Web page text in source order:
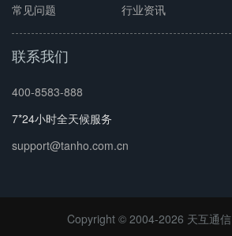
常见问题 行业资讯
联系我们
400-8583-888
7*24小时全天候服务
support@tanho.com.cn
Copyright © 2004-2026 天互通信